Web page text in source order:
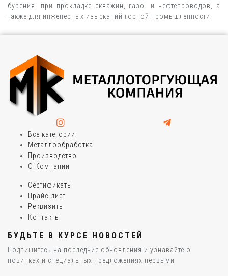
бурения, при прокладке скважин, газо- и нефтепроводов, а
также для инженерных изысканий горной промышленности.
Все категории
Металлообработка
Производство
О Компании
Сертификаты
Прайс-лист
Реквизиты
Контакты
БУДЬТЕ В КУРСЕ НОВОСТЕЙ
Подпишитесь на последние обновления и узнавайте о
новинках и специальных предложениях первыми